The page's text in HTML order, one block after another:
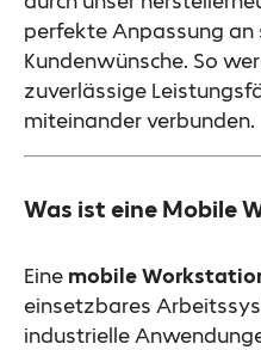
perfekte Anpassung an
Kundenwünsche. So
zuverlässige
miteinander verbunden.
Was ist eine Mobile
Eine mobile
einsetzbares
industrielle